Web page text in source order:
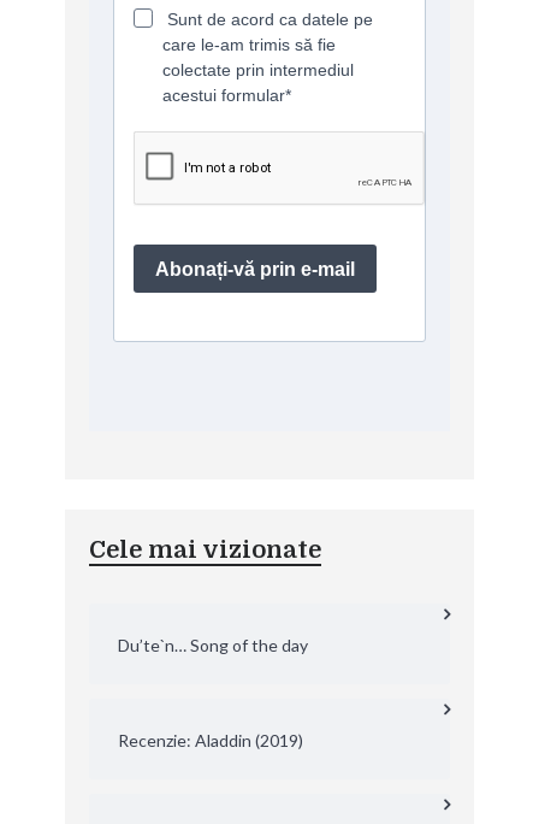
Cele mai vizionate
Du’te`n… Song of the day
Recenzie: Aladdin (2019)